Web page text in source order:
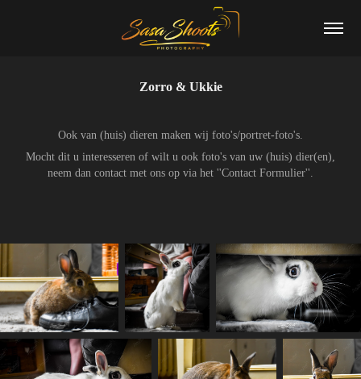
Zorro & Ukkie
Ook van (huis) dieren maken wij foto's/portret-foto's.
Mocht dit u interesseren of wilt u ook foto's van uw (huis) dier(en),
neem dan contact met ons op via het ''Contact Formulier''.